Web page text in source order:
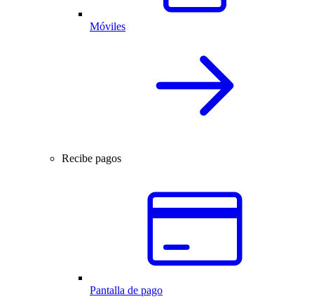
Móviles
Recibe pagos
Pantalla de pago